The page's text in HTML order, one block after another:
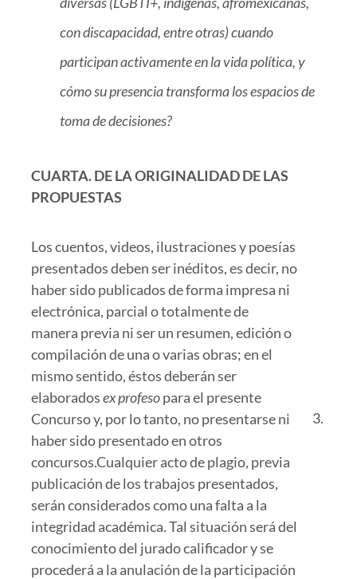
con discapacidad, entre otras) cuando
participan activamente en la vida política, y
cómo su presencia transforma los espacios de
toma de decisiones?
CUARTA. DE LA ORIGINALIDAD DE LAS
PROPUESTAS
Los cuentos, videos, ilustraciones y poesías
presentados deben ser inéditos, es decir, no
haber sido publicados de forma impresa ni
electrónica, parcial o totalmente de
manera previa ni ser un resumen, edición o
compilación de una o varias obras; en el
mismo sentido, éstos deberán ser
elaboradosex profesopara el presente
Concurso y, por lo tanto, no presentarse ni
haber sido presentado en otros
concursos.Cualquier acto de plagio, previa
publicación de los trabajos presentados,
serán considerados como una falta a la
integridad académica. Tal situación será del
conocimiento del jurado calificador y se
procederá a la anulación de la participación